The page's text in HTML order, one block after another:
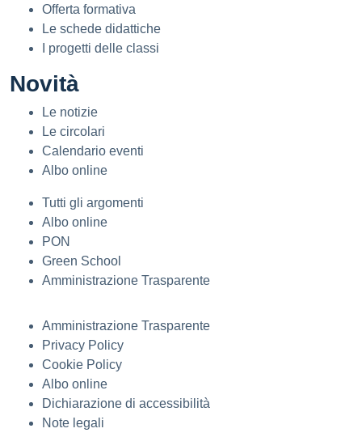
Offerta formativa
Le schede didattiche
I progetti delle classi
Novità
Le notizie
Le circolari
Calendario eventi
Albo online
Tutti gli argomenti
Albo online
PON
Green School
Amministrazione Trasparente
Amministrazione Trasparente
Privacy Policy
Cookie Policy
Albo online
Dichiarazione di accessibilità
Note legali